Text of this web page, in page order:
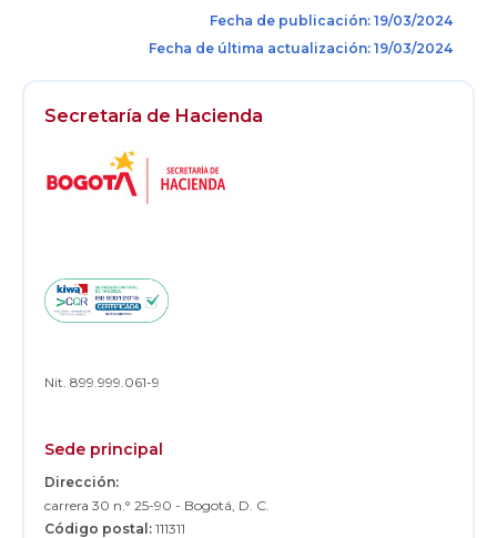
Fecha de publicación: 19/03/2024
Fecha de última actualización: 19/03/2024
Secretaría de Hacienda
Nit. 899.999.061-9
Sede principal
Dirección:
carrera 30 n.° 25-90 - Bogotá, D. C.
Código postal: 111311